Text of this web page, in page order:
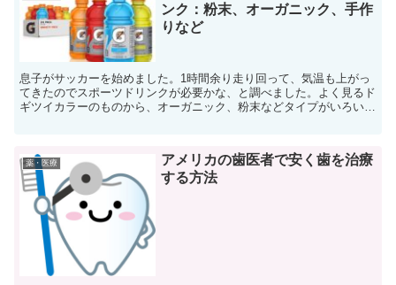
ンク：粉末、オーガニック、手作
りなど
息子がサッカーを始めました。1時間余り走り回って、気温も上がっ
てきたのでスポーツドリンクが必要かな、と調べました。よく見るド
ギツイカラーのものから、オーガニック、粉末などタイプがいろいろ
薬・医療
アメリカの歯医者で安く歯を治療
する方法